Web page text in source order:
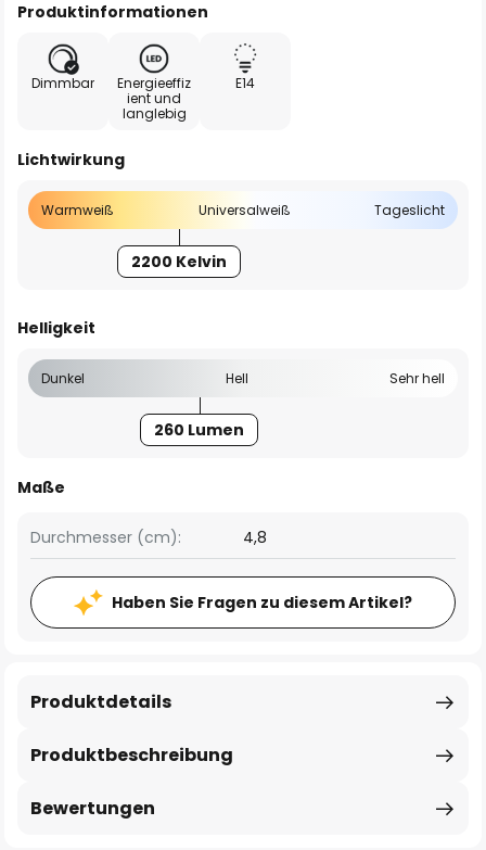
Produktinformationen
Dimmbar
Energieeffiz
ient und
langlebig
E14
Lichtwirkung
Warmweiß Universalweiß Tageslicht
2200 Kelvin
Helligkeit
Dunkel Hell Sehr hell
260 Lumen
Maße
Durchmesser (cm): 4,8
Haben Sie Fragen zu diesem Artikel?
Produktbeschreibung
Produktdetails
Bewertungen